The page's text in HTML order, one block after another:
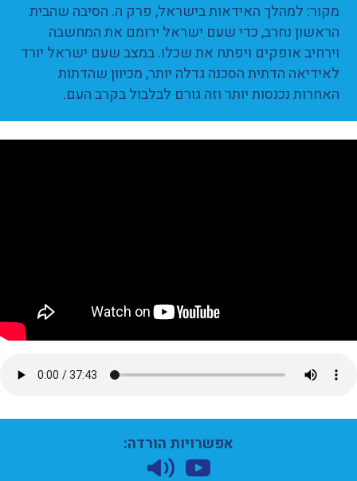
מקור: למהלך האידאות בישראל, פרק ה. הסיבה שהבית
הראשון נחרב, כדי שעם ישראל ירומם את המחשבה
וירחיב אופקים ויפתח את שכלו. במצב שעם ישראל יורד
לאידיאה הדתית הסכנה גדלה יותר, מכיוון שהדתות
האחרות נכנסות יותר וזה גורם לבלבול בקרב העם.
אפשרויות הורדה: